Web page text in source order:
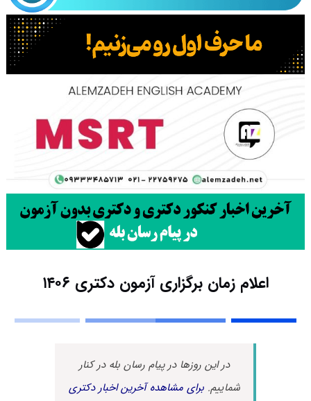
اعلام زمان برگزاری آزمون دکتری ۱۴۰۶
در این روزها در پیام رسان بله در کنار
شماییم.برای مشاهده آخرین اخبار دکتری